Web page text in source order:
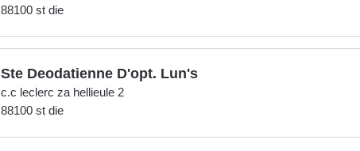
88100 st die
Ste Deodatienne D'opt. Lun's
c.c leclerc za hellieule 2
88100 st die